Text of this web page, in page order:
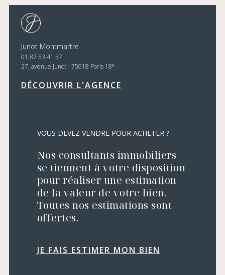
Junot Montmartre
01 87 53 41 57
27, avenue Junot - 75018 Paris 18e
DÉCOUVRIR L'AGENCE
VOUS DEVEZ VENDRE POUR ACHETER ?
Nos consultants immobiliers
se tiennent à votre disposition
pour réaliser une estimation
de la valeur de votre bien.
Toutes nos estimations sont
offertes.
JE FAIS ESTIMER MON BIEN